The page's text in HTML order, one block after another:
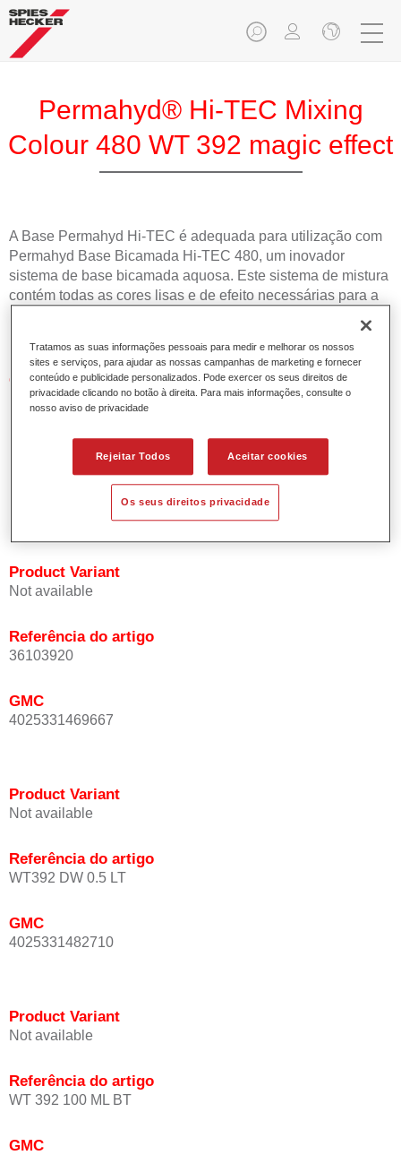
Permahyd® Hi-TEC Mixing
Colour 480 WT 392 magic effect
A Base Permahyd Hi-TEC é adequada para utilização com
Permahyd Base Bicamada Hi-TEC 480, um inovador
sistema de base bicamada aquosa. Este sistema de mistura
contém todas as cores lisas e de efeito necessárias para a
Características do produto
Simples e rápido de aplicar.
orientação de efeito.
Promove tempos de processo curtos.
Permite um disfarce fácil e fiável.
Proporciona uma óptima cobertura.
Utilizada na repintura de cores de efeito especial OEM.
Product Variant
Not available
Referência do artigo
36103920
GMC
4025331469667
Product Variant
Not available
Referência do artigo
WT392 DW 0.5 LT
GMC
4025331482710
Product Variant
Not available
Referência do artigo
WT 392 100 ML BT
GMC
Tratamos as suas informações pessoais para medir e melhorar os nossos
sites e serviços, para ajudar as nossas campanhas de marketing e fornecer
conteúdo e publicidade personalizados. Pode exercer os seus direitos de
privacidade clicando no botão à direita. Para mais informações, consulte o
nosso aviso de privacidade
Rejeitar Todos Aceitar cookies
Os seus direitos privacidade